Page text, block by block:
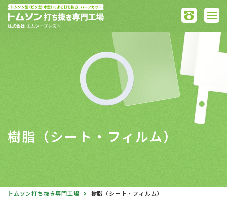
樹脂（シート・フィルム）
トムソン打ち抜き専門工場 樹脂（シート・フィルム）